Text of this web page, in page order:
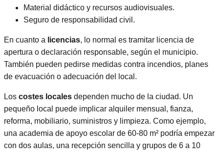
Material didáctico y recursos audiovisuales.
Seguro de responsabilidad civil.
En cuanto a licencias, lo normal es tramitar licencia de
apertura o declaración responsable, según el municipio.
También pueden pedirse medidas contra incendios, planes
de evacuación o adecuación del local.
Los costes locales dependen mucho de la ciudad. Un
pequeño local puede implicar alquiler mensual, fianza,
reforma, mobiliario, suministros y limpieza. Como ejemplo,
una academia de apoyo escolar de 60-80 m² podría empezar
con dos aulas, una recepción sencilla y grupos de 6 a 10